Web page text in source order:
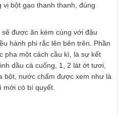
bột gạo thanh thanh, đúng
được ăn kèm cùng với đậu
hành phi rắc lên bên trên. Phần
pha một cách cầu kì, là sự kết
dầu cà cuống, 1, 2 lát ớt tươi,
bột, nước chấm được xem như là
có bí quyết.